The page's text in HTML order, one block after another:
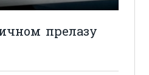
прелазу